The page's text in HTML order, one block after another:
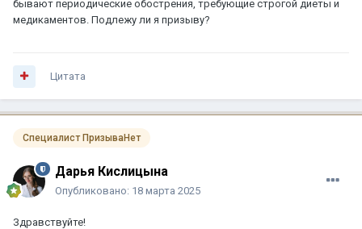
бывают периодические обострения, требующие строгой диеты и
медикаментов. Подлежу ли я призыву?
Цитата
Специалист ПризываНет
Дарья Кислицына
Опубликовано: 18 марта 2025
Здравствуйте!